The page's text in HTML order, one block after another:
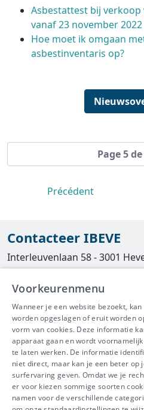
Asbestattest bij
vanaf 23 november 2022
Hoe moet ik omgaan
asbestinventaris op?
Page 5
Précédent
Contacteer IBEVE
Interleuvenlaan 58 - 3001
016/390490
info@ibeve.be
asbest@ibeve.be
Ondernemingsnummer: 0436
Voorkeurenmenu
Wanneer je een website bezoekt,
worden opgeslagen of eruit worden
vorm van cookies. Deze informatie
apparaat gaan en wordt
te laten werken. De informatie
niet direct, maar kan je een beter op
surfervaring geven. Omdat we je
er voor kiezen sommige soorten
namen voor de verschillende